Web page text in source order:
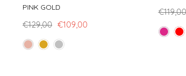
PINK GOLD
€129,00 €109,00
€119,00